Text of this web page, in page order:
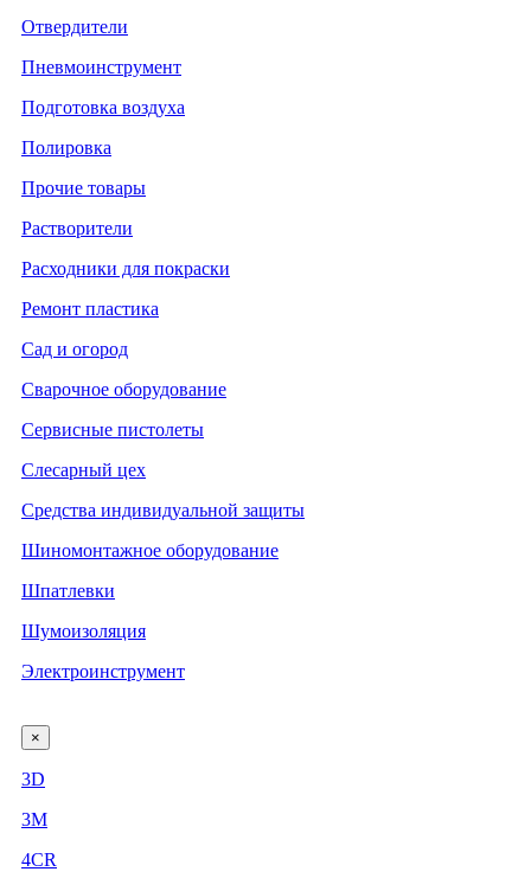
Отвердители
Пневмоинструмент
Подготовка воздуха
Полировка
Прочие товары
Растворители
Расходники для покраски
Ремонт пластика
Сад и огород
Сварочное оборудование
Сервисные пистолеты
Слесарный цех
Средства индивидуальной защиты
Шиномонтажное оборудование
Шпатлевки
Шумоизоляция
Электроинструмент
×
3D
3М
4CR